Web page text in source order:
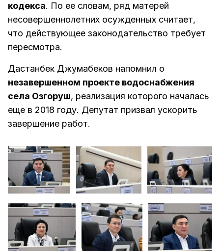
кодекса. По ее словам, ряд матерей
несовершеннолетних осужденных считает,
что действующее законодательство требует
пересмотра.
Дастанбек Джумабеков напомнил о
незавершенном проекте водоснабжения
села Озгоруш, реализация которого началась
еще в 2018 году. Депутат призвал ускорить
завершение работ.